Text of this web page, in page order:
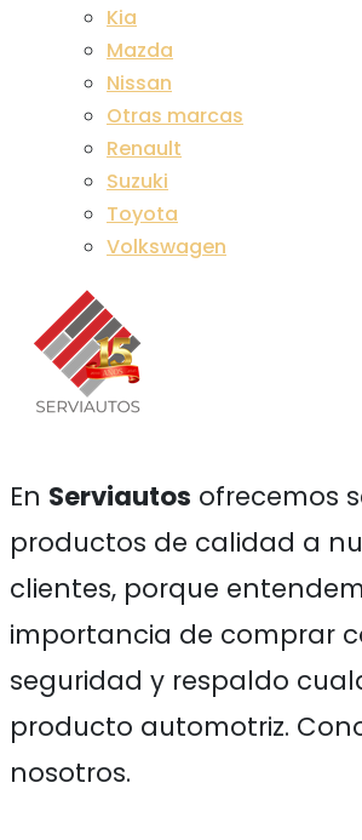
Kia
Mazda
Nissan
Otras marcas
Renault
Suzuki
Toyota
Volkswagen
En Serviautos ofrecemos
productos de calidad a
clientes, porque
importancia de comprar
seguridad y respaldo
producto automotriz.
nosotros.